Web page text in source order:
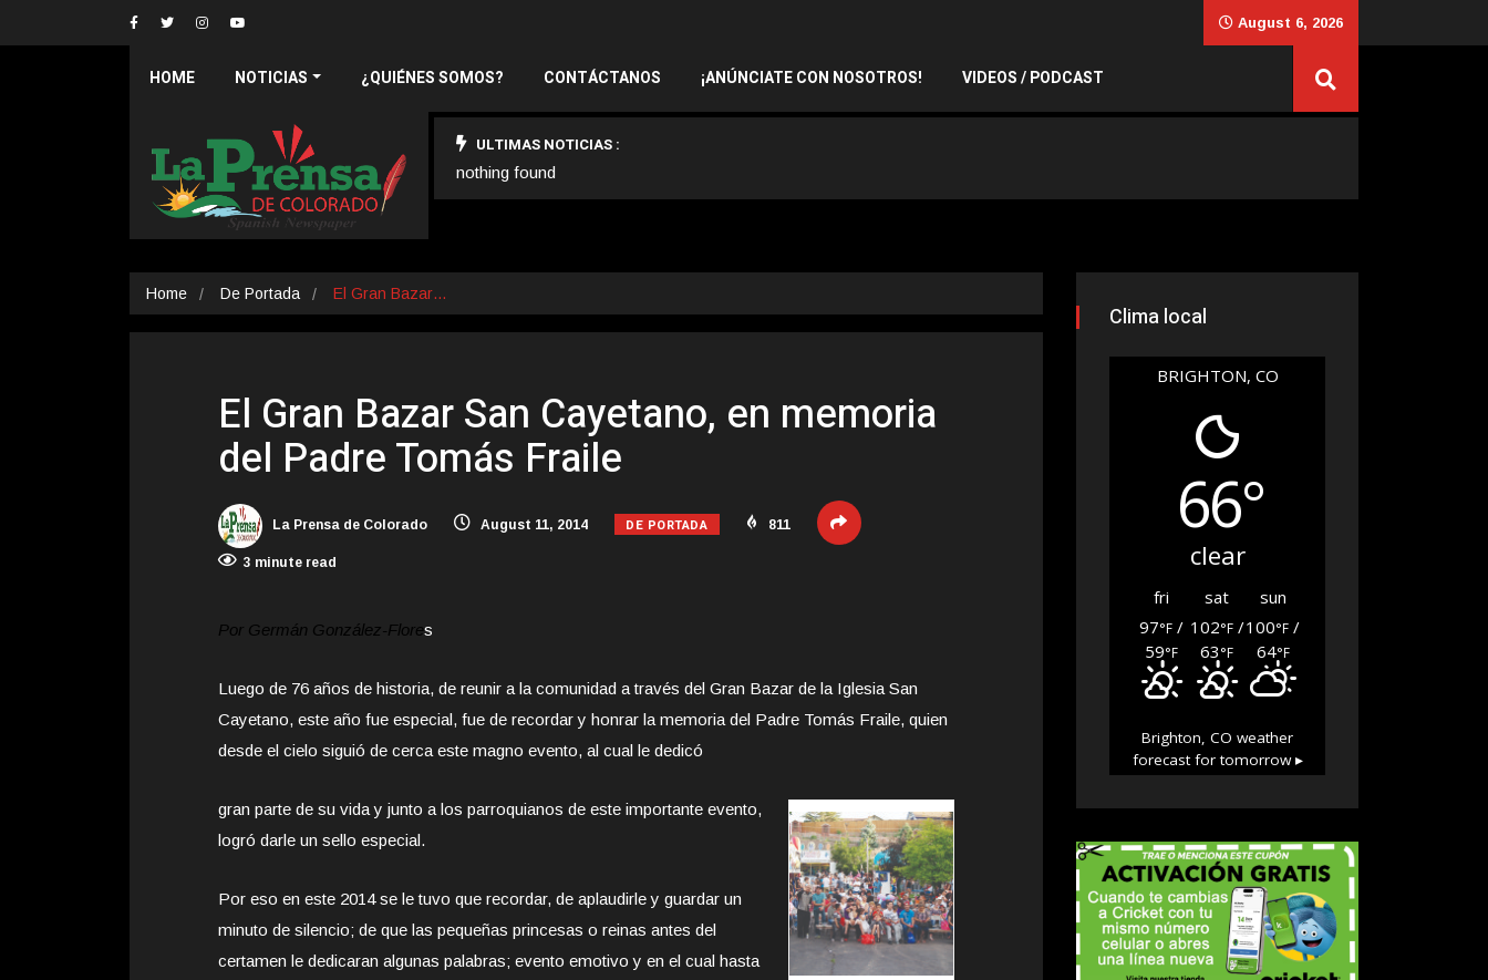
August 6, 2026
HOME NOTICIAS ¿QUIÉNES SOMOS? CONTÁCTANOS ¡ANÚNCIATE CON NOSOTROS! VIDEOS / PODCAST
ULTIMAS NOTICIAS :
nothing found
Home De Portada El Gran Bazar…
El Gran Bazar San Cayetano, en memoria
del Padre Tomás Fraile
La Prensa de Colorado August 11, 2014 DE PORTADA 811
3 minute read
Por Germán González-Flores
Luego de 76 años de historia, de reunir a la comunidad a través del Gran Bazar de la Iglesia San
Cayetano, este año fue especial, fue de recordar y honrar la memoria del Padre Tomás Fraile, quien
desde el cielo siguió de cerca este magno evento, al cual le dedicó
gran parte de su vida y junto a los parroquianos de este importante evento,
logró darle un sello especial.
Por eso en este 2014 se le tuvo que recordar, de aplaudirle y guardar un
minuto de silencio; de que las pequeñas princesas o reinas antes del
certamen le dedicaran algunas palabras; evento emotivo y en el cual hasta
Clima local
BRIGHTON, CO
66°
clear
fri sat
sun
97°F /
59°F
102°F/
63°F
100°F /
64°F
Brighton, CO weather
forecast for tomorrow ▸